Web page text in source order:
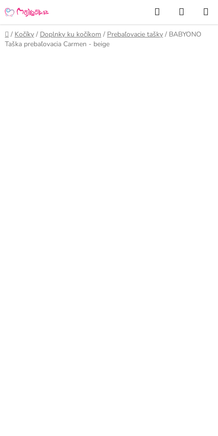
na
obsah
Hľadať
KOŠÍK
Domov
/ Kočíky / Doplnky ku kočíkom / Prebaľovacie tašky / BABYONO
Taška prebaľovacia Carmen - beige